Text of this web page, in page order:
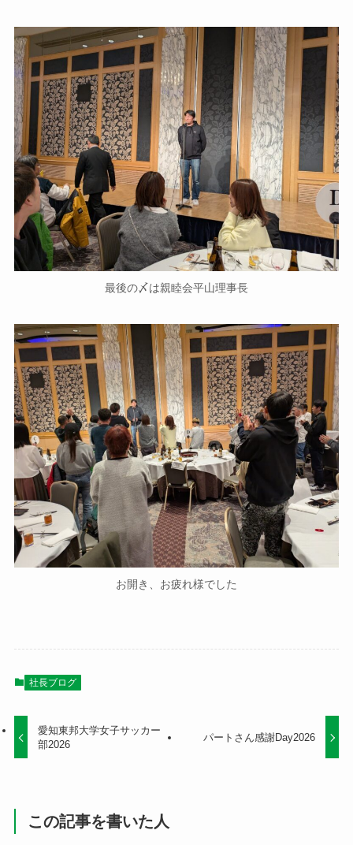
最後の〆は親睦会平山理事長
お開き、お疲れ様でした
社長ブログ
愛知東邦大学女子サッカー
部2026
パートさん感謝Day2026
この記事を書いた人